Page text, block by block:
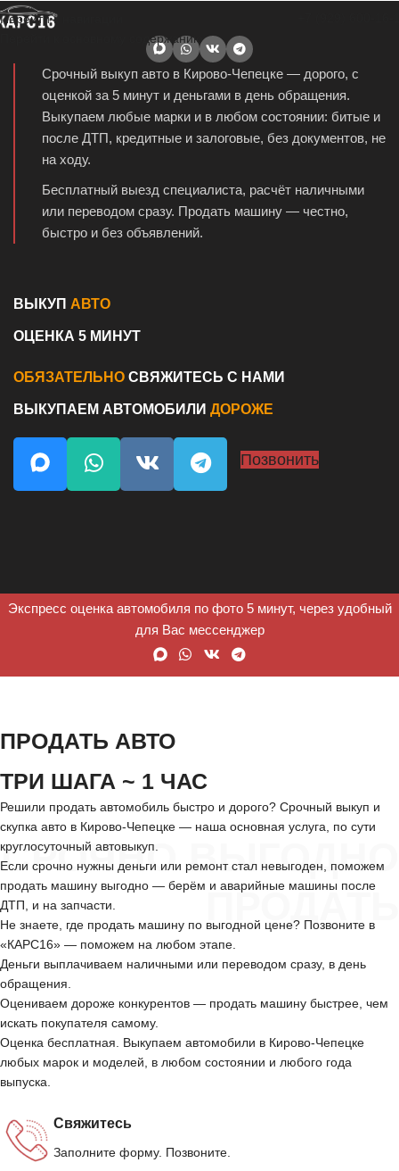
Перейти к навигации
Перейти к основному содержанию
Срочный выкуп авто в Кирово-Чепецке — дорого, с
оценкой за 5 минут и деньгами в день обращения.
Выкупаем любые марки и в любом состоянии: битые и
после ДТП, кредитные и залоговые, без документов, не
на ходу.
Бесплатный выезд специалиста, расчёт наличными
или переводом сразу. Продать машину — честно,
быстро и без объявлений.
ВЫКУП АВТО
ОЦЕНКА 5 МИНУТ
ОБЯЗАТЕЛЬНО СВЯЖИТЕСЬ С НАМИ
ВЫКУПАЕМ АВТОМОБИЛИ ДОРОЖЕ
Позвонить
Экспресс оценка автомобиля по фото 5 минут, через удобный
для Вас мессенджер
СРОЧНО ВЫГОДНО
ПРОДАТЬ
ПРОДАТЬ АВТО
ТРИ ШАГА ~ 1 ЧАС
Решили продать автомобиль быстро и дорого? Срочный выкуп и
скупка авто в Кирово-Чепецке — наша основная услуга, по сути
круглосуточный автовыкуп.
Если срочно нужны деньги или ремонт стал невыгоден, поможем
продать машину выгодно — берём и аварийные машины после
ДТП, и на запчасти.
Не знаете, где продать машину по выгодной цене? Позвоните в
«КАРС16» — поможем на любом этапе.
Деньги выплачиваем наличными или переводом сразу, в день
обращения.
Оцениваем дороже конкурентов — продать машину быстрее, чем
искать покупателя самому.
Оценка бесплатная. Выкупаем автомобили в Кирово-Чепецке
любых марок и моделей, в любом состоянии и любого года
выпуска.
Свяжитесь
Заполните форму. Позвоните.